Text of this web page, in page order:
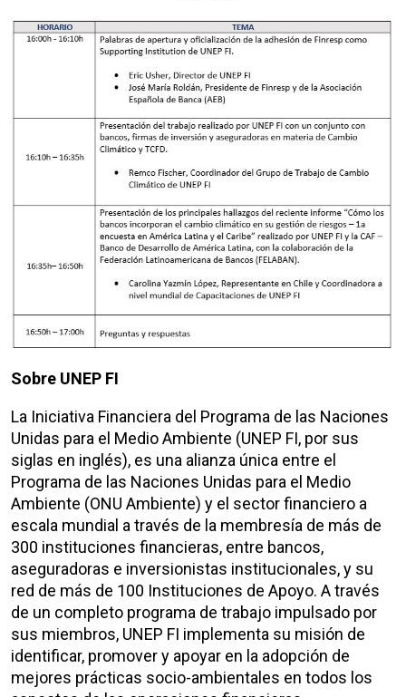
Sobre UNEP FI
La Iniciativa Financiera del Programa de las Naciones
Unidas para el Medio Ambiente (UNEP FI, por sus
siglas en inglés), es una alianza única entre el
Programa de las Naciones Unidas para el Medio
Ambiente (ONU Ambiente) y el sector financiero a
escala mundial a través de la membresía de más de
300 instituciones financieras, entre bancos,
aseguradoras e inversionistas institucionales, y su
red de más de 100 Instituciones de Apoyo. A través
de un completo programa de trabajo impulsado por
sus miembros, UNEP FI implementa su misión de
identificar, promover y apoyar en la adopción de
mejores prácticas socio-ambientales en todos los